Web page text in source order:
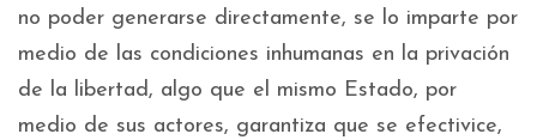
no poder generarse directamente, se lo imparte por
medio de las condiciones inhumanas en la privación
de la libertad, algo que el mismo Estado, por
medio de sus actores, garantiza que se efectivice,